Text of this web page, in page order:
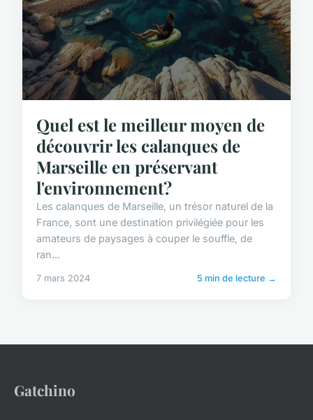
Quel est le meilleur moyen de
découvrir les calanques de
Marseille en préservant
l'environnement?
Les calanques de Marseille, un trésor naturel de la
France, sont une destination privilégiée pour les
amateurs de paysages à couper le souffle, de
ran...
7 mars 2024 5 min de lecture →
Gatchino